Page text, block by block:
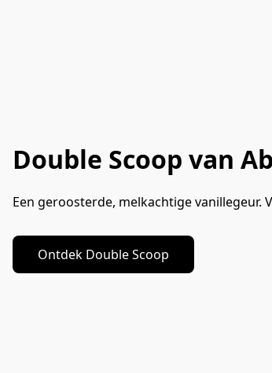
Double Scoop van
Een geroosterde, melkachtige vanillegeur.
Ontdek Double Scoop